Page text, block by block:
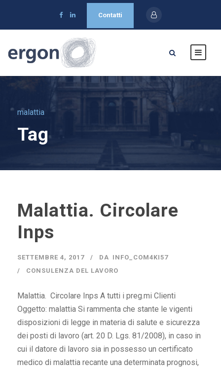
Contatti
malattia
Tag
Malattia. Circolare
Inps
SETTEMBRE 4, 2017 DA INFO_COM4KI57
CONSULENZA DEL LAVORO
Malattia. Circolare Inps A tutti i preg.mi Clienti
Oggetto: malattia Si rammenta che stante le vigenti
disposizioni di legge in materia di salute e sicurezza
dei posti di lavoro (art. 20 D. Lgs. 81/2008), in caso in
cui il datore di lavoro sia in possesso un certificato
medico di malattia recante una determinata prognosi,